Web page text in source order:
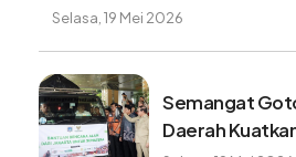
Selasa, 19 Mei 2026
Semangat
Daerah